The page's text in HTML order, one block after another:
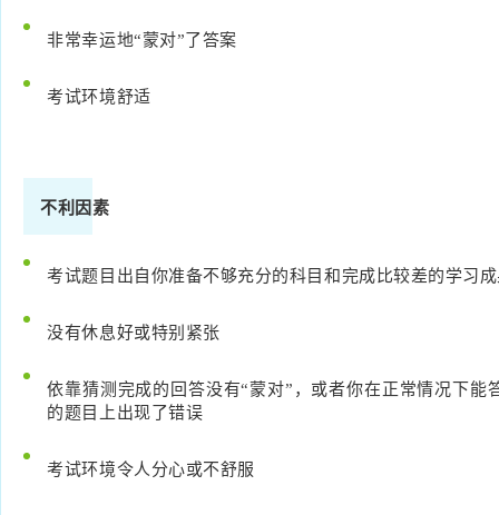
非常幸运地“蒙对”了答案
考试环境舒适
不利因素
考试题目出自你准备不够充分的科目和完成比较差的学习
没有休息好或特别紧张
依靠猜测完成的回答没有“蒙对”，或者你在正常情况下能
的题目上出现了错误
考试环境令人分心或不舒服